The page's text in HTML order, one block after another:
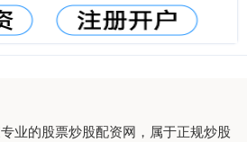
业的股票炒股配资网，属于正规炒股